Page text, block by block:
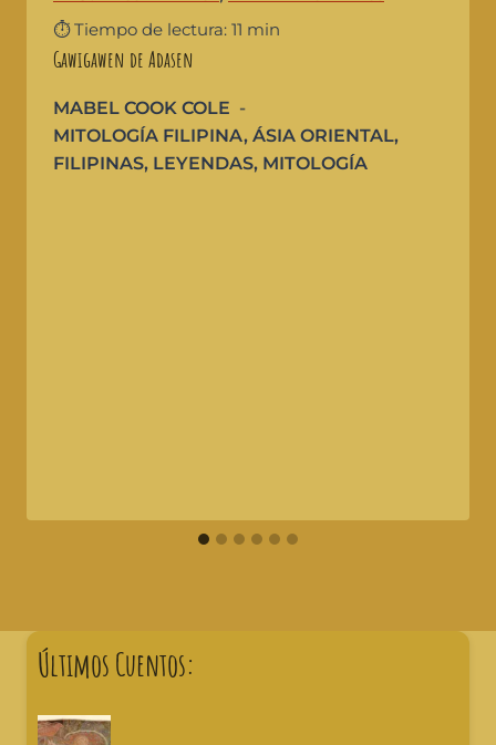
⏱️ Tiempo de lectura: 11 min
Gawigawen de Adasen
MABEL COOK COLE
MITOLOGÍA FILIPINA, ÁSIA ORIENTAL,
FILIPINAS, LEYENDAS, MITOLOGÍA
Últimos Cuentos: